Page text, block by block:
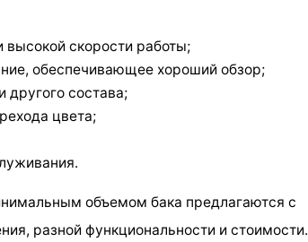
скорости работы;
обеспечивающее хороший обзор;
другого состава;
цвета;
объемом бака предлагаются с
разной функциональности и стоимости.